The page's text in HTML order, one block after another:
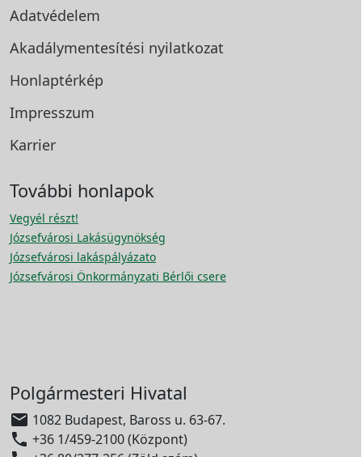
Adatvédelem
Akadálymentesítési nyilatkozat
Honlaptérkép
Impresszum
Karrier
További honlapok
Vegyél részt!
Józsefvárosi Lakásügynökség
Józsefvárosi lakáspályázato
Józsefvárosi Önkormányzati Bérlői csere
Polgármesteri Hivatal
 1082 Budapest, Baross u. 63-67.
 +36 1/459-2100 (Központ)